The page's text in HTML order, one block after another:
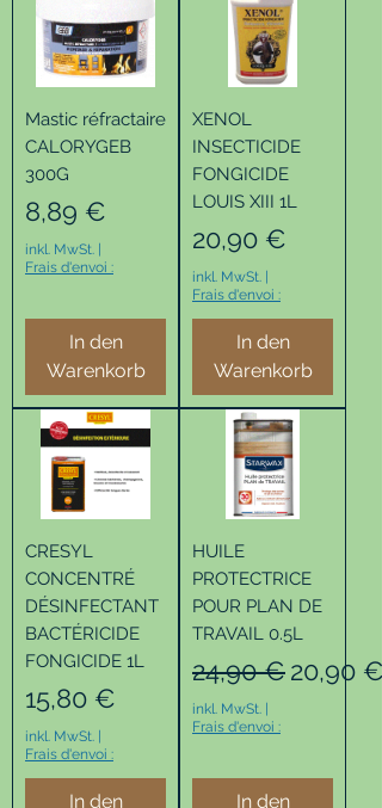
Mastic réfractaire
CALORYGEB
300G
Preis
8,89 €
inkl. MwSt.
Frais d'envoi :
In den
Warenkorb
XENOL
INSECTICIDE
FONGICIDE
LOUIS XIII 1L
Preis
20,90 €
inkl. MwSt.
Frais d'envoi :
In den
Warenkorb
CRESYL
CONCENTRÉ
DÉSINFECTANT
BACTÉRICIDE
FONGICIDE 1L
Preis
15,80 €
inkl. MwSt.
Frais d'envoi :
In den
HUILE
PROTECTRICE
POUR PLAN DE
TRAVAIL 0.5L
Standardpreis
24,90 €Sale-
20,90 €
inkl. MwSt.
Frais d'envoi :
In den